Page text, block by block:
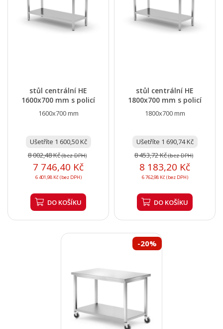
stůl centrální HE
1600x700 mm s policí
1600x700 mm
Ušetříte 1 600,50 Kč
8 002,48 Kč(bez DPH)
7 746,40 Kč
6 401,98 Kč (bez DPH)
DO KOŠÍKU
stůl centrální HE
1800x700 mm s policí
1800x700 mm
Ušetříte 1 690,74 Kč
8 453,72 Kč(bez DPH)
8 183,20 Kč
6 762,98 Kč (bez DPH)
DO KOŠÍKU
-20%